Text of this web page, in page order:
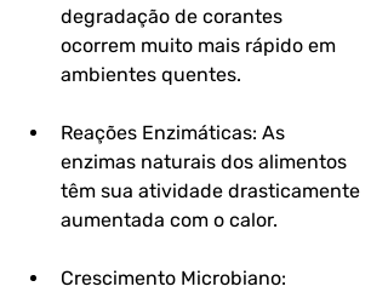
degradação de corantes
ocorrem muito mais rápido em
ambientes quentes.
Reações Enzimáticas: As
enzimas naturais dos alimentos
têm sua atividade drasticamente
aumentada com o calor.
Crescimento Microbiano: